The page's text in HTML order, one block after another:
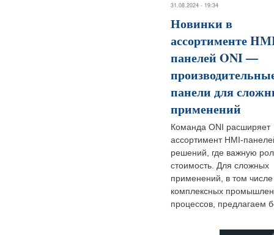
31.08.2024 - 19:34
Новинки в
ассортименте
панелей ONI —
панели для
применений
Команда ONI расширяет
ассортимент HMI-
решений, где важную
стоимость. Для сложных
применений, в том
комплексных
процессов, предлагаем